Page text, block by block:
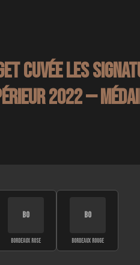
Cuvée Les
2022 —
BO
BORDEAUX ROSE
BO
BORDEAUX ROUGE